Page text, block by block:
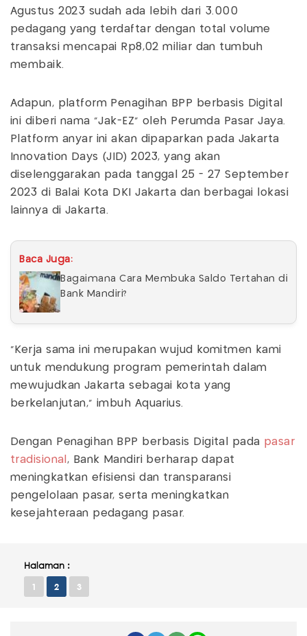
Agustus 2023 sudah ada lebih dari 3.000
pedagang yang terdaftar dengan total volume
transaksi mencapai Rp8,02 miliar dan tumbuh
membaik.
Adapun, platform Penagihan BPP berbasis Digital
ini diberi nama "Jak-EZ" oleh Perumda Pasar Jaya.
Platform anyar ini akan dipaparkan pada Jakarta
Innovation Days (JID) 2023, yang akan
diselenggarakan pada tanggal 25 - 27 September
2023 di Balai Kota DKI Jakarta dan berbagai lokasi
lainnya di Jakarta.
Baca Juga:
Bagaimana Cara Membuka Saldo Tertahan di
Bank Mandiri?
"Kerja sama ini merupakan wujud komitmen kami
untuk mendukung program pemerintah dalam
mewujudkan Jakarta sebagai kota yang
berkelanjutan," imbuh Aquarius.
Dengan Penagihan BPP berbasis Digital pada pasar
tradisional , Bank Mandiri berharap dapat
meningkatkan efisiensi dan transparansi
pengelolaan pasar, serta meningkatkan
kesejahteraan pedagang pasar.
Halaman :
1 2 3